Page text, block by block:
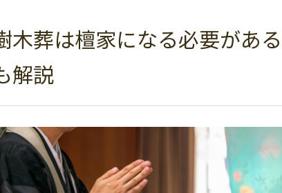
木葬は檀家になる必要があ
解説